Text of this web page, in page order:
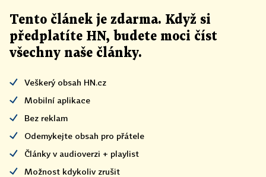
Tento článek je zdarma. Když si
předplatíte HN, budete moci číst
všechny naše články.
Veškerý obsah HN.cz
Mobilní aplikace
Bez reklam
Odemykejte obsah pro přátele
Články v audioverzi + playlist
Možnost kdykoliv zrušit